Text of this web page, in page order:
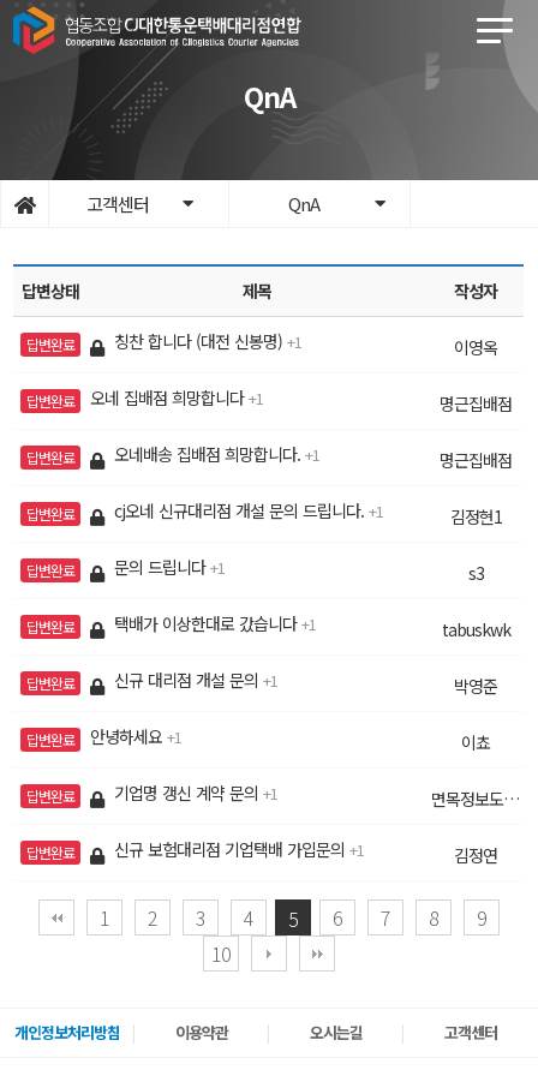
QnA
고객센터 QnA
답변상태 제목 작성자
답변완료 칭찬 합니다 (대전 신봉명) 1 이영옥
답변완료 오네 집배점 희망합니다 1 명근집배점
답변완료 오네배송 집배점 희망합니다. 1 명근집배점
답변완료 cj오네 신규대리점 개설 문의 드립니다. 1 김정현1
답변완료 문의 드립니다 1 s3
답변완료 택배가 이상한대로 갔습니다 1 tabuskwk
답변완료 신규 대리점 개설 문의 1 박영준
답변완료 안녕하세요 1 이쵸
답변완료 기업명 갱신 계약 문의 1 면목정보도서관
답변완료 신규 보험대리점 기업택배 가입문의 1 김정연
1 2 3 4 5 6 7 8
9
10
개인정보처리방침 이용약관 오시는길 고객센터